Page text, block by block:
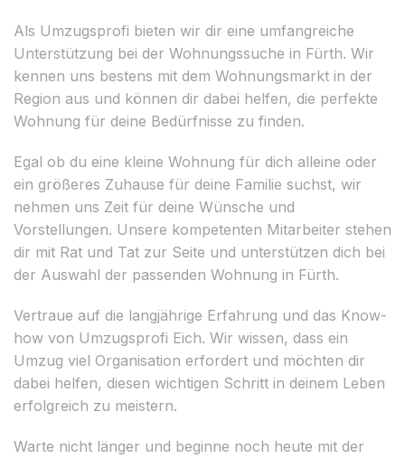
Als Umzugsprofi bieten wir dir eine umfangreiche
Unterstützung bei der Wohnungssuche in Fürth. Wir
kennen uns bestens mit dem Wohnungsmarkt in der
Region aus und können dir dabei helfen, die perfekte
Wohnung für deine Bedürfnisse zu finden.
Egal ob du eine kleine Wohnung für dich alleine oder
ein größeres Zuhause für deine Familie suchst, wir
nehmen uns Zeit für deine Wünsche und
Vorstellungen. Unsere kompetenten Mitarbeiter stehen
dir mit Rat und Tat zur Seite und unterstützen dich bei
der Auswahl der passenden Wohnung in Fürth.
Vertraue auf die langjährige Erfahrung und das Know-
how von Umzugsprofi Eich. Wir wissen, dass ein
Umzug viel Organisation erfordert und möchten dir
dabei helfen, diesen wichtigen Schritt in deinem Leben
erfolgreich zu meistern.
Warte nicht länger und beginne noch heute mit der